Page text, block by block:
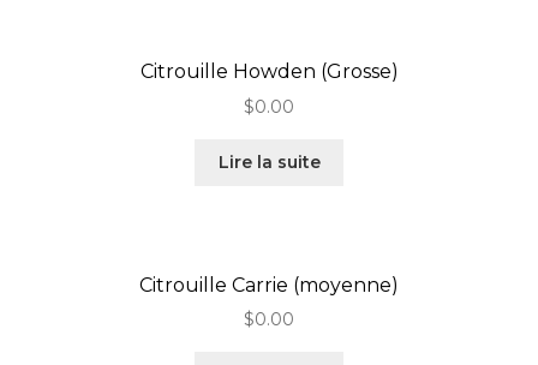
Citrouille Howden (Grosse)
$0.00
Lire la suite
Citrouille Carrie (moyenne)
$0.00